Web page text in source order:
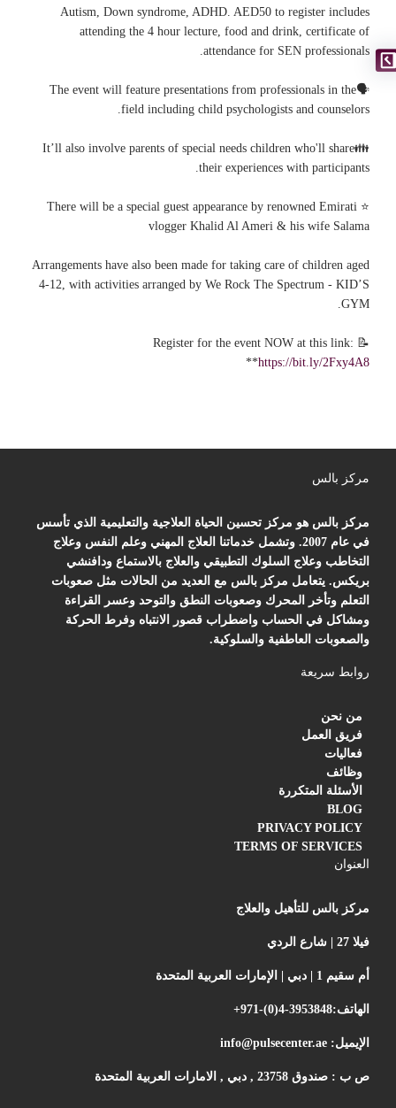
Autism, Down syndrome, ADHD. AED50 to register includes
attending the 4 hour lecture, food and drink, certificate of
attendance for SEN professionals.
🗣The event will feature presentations from professionals in the
field including child psychologists and counselors.
👪It’ll also involve parents of special needs children who'll share
their experiences with participants.
⭐ There will be a special guest appearance by renowned Emirati
vlogger Khalid Al Ameri & his wife Salama
Arrangements have also been made for taking care of children aged
4-12, with activities arranged by We Rock The Spectrum - KID’S
GYM.
📝 Register for the event NOW at this link:
*https://bit.ly/2Fxy4A8
*
مركز بالس
مركز بالس هو مركز تحسين الحياة العلاجية والتعليمية الذي تأسس
في عام 2007. وتشمل خدماتنا العلاج المهني وعلم النفس وعلاج
التخاطب وعلاج السلوك التطبيقي والعلاج بالاستماع ودافنشي
بريكس. يتعامل مركز بالس مع العديد من الحالات مثل صعوبات
التعلم وتأخر المحرك وصعوبات النطق والتوحد وعسر القراءة
ومشاكل في الحساب واضطراب قصور الانتباه وفرط الحركة
والصعوبات العاطفية والسلوكية.
روابط سريعة
من نحن
فريق العمل
فعاليات
وظائف
الأسئلة المتكررة
BLOG
PRIVACY POLICY
TERMS OF SERVICES
العنوان
مركز بالس للتأهيل والعلاج
فيلا 27 | شارع الردي
أم سقيم 1 | دبي | الإمارات العربية المتحدة
الهاتف:+971-(0)4-3953848
الإيميل: info@pulsecenter.ae
ص ب : صندوق 23758 , دبي , الامارات العربية المتحدة